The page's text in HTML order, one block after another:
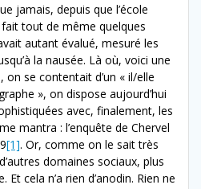
jamais, depuis que l’école
tout de même quelques
autant évalué, mesuré les
la nausée. Là où, voici une
on se contentait d’un « il/elle
», on dispose aujourd’hui
avec, finalement, les
mantra : l’enquête de Chervel
[1]. Or, comme on le sait très
domaines sociaux, plus
cela n’a rien d’anodin. Rien ne